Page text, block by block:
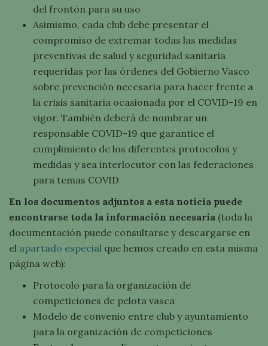
del frontón para su uso
Asimismo, cada club debe presentar el
compromiso de extremar todas las medidas
preventivas de salud y seguridad sanitaria
requeridas por las órdenes del Gobierno Vasco
sobre prevención necesaria para hacer frente a
la crisis sanitaria ocasionada por el COVID-19 en
vigor. También deberá de nombrar un
responsable COVID-19 que garantice el
cumplimiento de los diferentes protocolos y
medidas y sea interlocutor con las federaciones
para temas COVID
En los documentos adjuntos a esta noticia puede
encontrarse toda la información necesaria (toda la
documentación puede consultarse y descargarse en
el apartado especial que hemos creado en esta misma
página web):
Protocolo para la organización de
competiciones de pelota vasca
Modelo de convenio entre club y ayuntamiento
para la organización de competiciones